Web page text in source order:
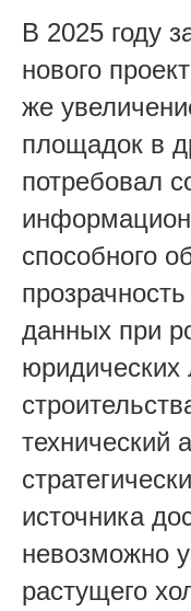
В 2025 году
нового
же
площадок в
потребовал
способного
данных при
юридических
технический
источника
невозможно
растущего